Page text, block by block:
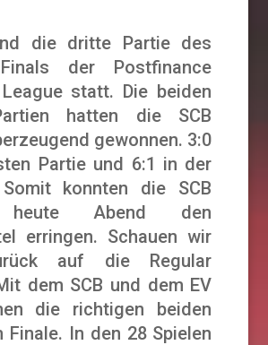
die dritte Partie des
der Postfinance
statt. Die beiden
hatten die SCB
gewonnen. 3:0
Partie und 6:1 in der
konnten die SCB
heute Abend den
erringen. Schauen wir
auf die Regular
dem SCB und dem EV
die richtigen beiden
Finale. In den 28 Spielen